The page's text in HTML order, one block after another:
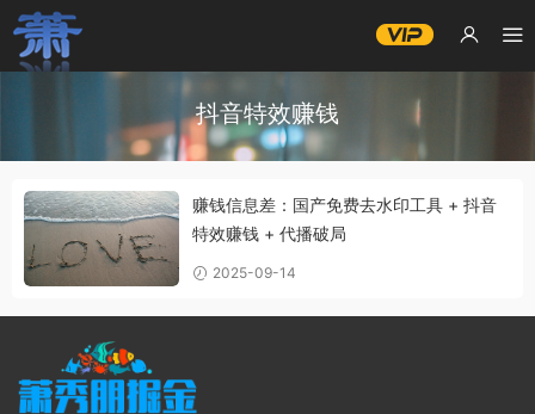
抖音特效赚钱
赚钱信息差：国产免费去水印工具 + 抖音
特效赚钱 + 代播破局
2025-09-14